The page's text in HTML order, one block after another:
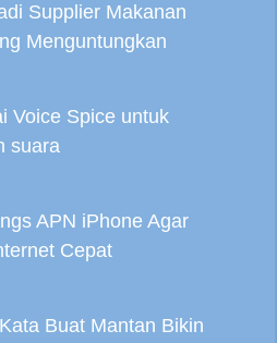
Supplier Makanan
Menguntungkan
Voice Spice untuk
suara
APN iPhone Agar
Cepat
Buat Mantan Bikin